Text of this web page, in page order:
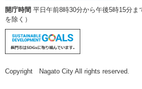
開庁時間 平日午前8時30分から午後5時15分
を除く）
Copyright Nagato City All rights reserved.